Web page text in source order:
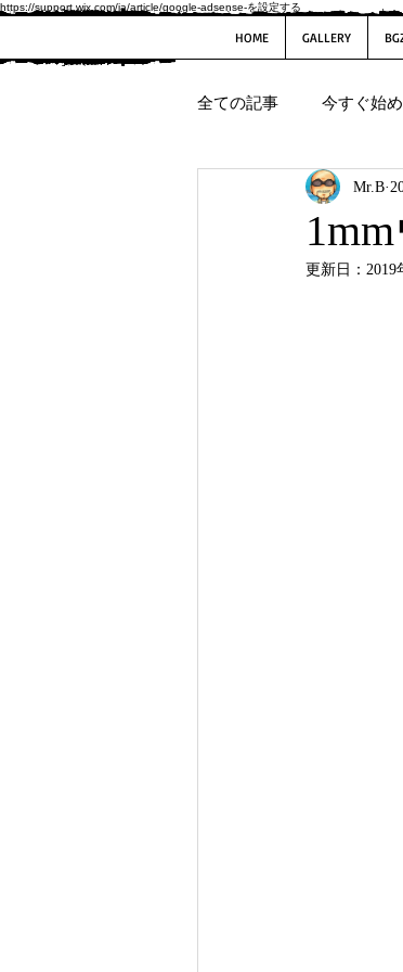
https://support.wix.com/ja/article/google-adsense-を設定する
HOME GALLERY
全ての記事 今すぐ始
Mr.B
更新日： 2019